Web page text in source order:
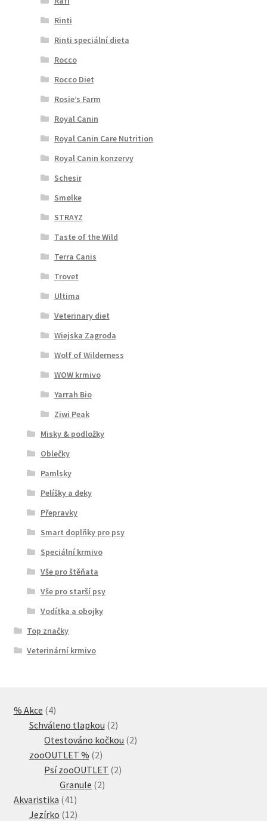
Rinti
Rinti speciální dieta
Rocco
Rocco Diet
Rosie’s Farm
Royal Canin
Royal Canin Care Nutrition
Royal Canin konzervy
Schesir
Smølke
STRAYZ
Taste of the Wild
Terra Canis
Trovet
Ultima
Veterinary diet
Wiejska Zagroda
Wolf of Wilderness
WOW krmivo
Yarrah Bio
Ziwi Peak
Misky & podložky
Oblečky
Pamlsky
Pelíšky a deky
Přepravky
Smart doplňky pro psy
Speciální krmivo
Vše pro štěňata
Vše pro starší psy
Vodítka a obojky
Top značky
Veterinární krmivo
% Akce 44
produkty
Schváleno tlapkou 22
produkty
Otestováno kočkou 22
zooOUTLET % 22
produkty
Psí zooOUTLET 22
Granule 22
Akvaristika 41 41
produktů
Jezírko 1212